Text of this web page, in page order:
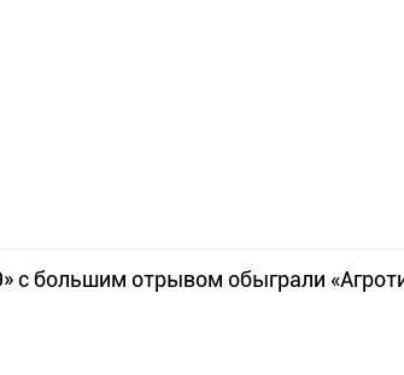
с большим отрывом обыграли